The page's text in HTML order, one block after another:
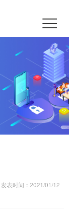
发表时间：2021/01/12